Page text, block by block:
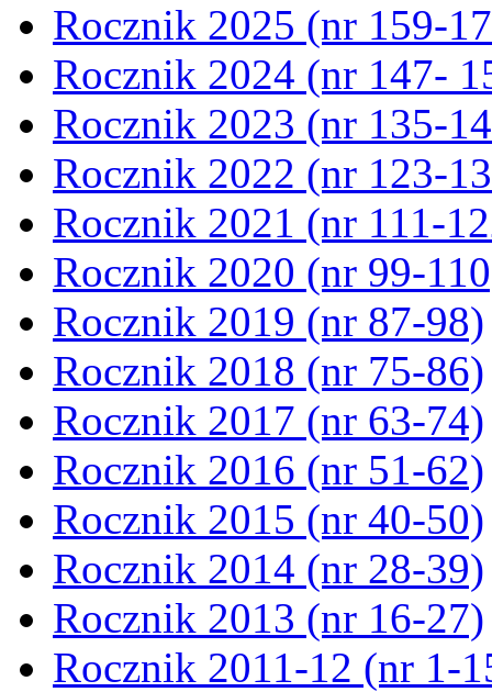
Rocznik 2025 (nr 159-
Rocznik 2024 (nr 147-
Rocznik 2023 (nr 135-
Rocznik 2022 (nr 123-
Rocznik 2021 (nr 111-
Rocznik 2020 (nr 99-
Rocznik 2019 (nr 87-98)
Rocznik 2018 (nr 75-86)
Rocznik 2017 (nr 63-74)
Rocznik 2016 (nr 51-62)
Rocznik 2015 (nr 40-50)
Rocznik 2014 (nr 28-39)
Rocznik 2013 (nr 16-27)
Rocznik 2011-12 (nr 1-